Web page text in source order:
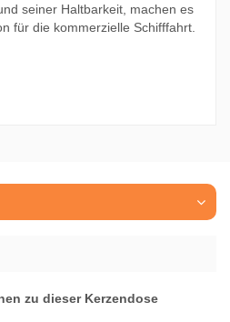
seiner Haltbarkeit, machen es
für die kommerzielle Schifffahrt.
zu dieser Kerzendose